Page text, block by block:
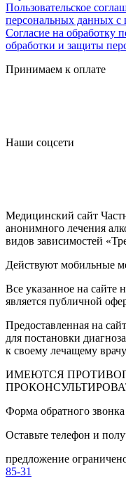
Пользовательское
персональных данных
Согласие на обработку
обработки и защиты
Принимаем к оплате
Наши соцсети
Медицинский сайт
анонимного лечения
видов зависимостей
Действуют мобильные
Все указанное на сайте
является публичной
Предоставленная на
для постановки
к своему лечащему
ИМЕЮТСЯ
Форма обратного звонка
Оставьте телефон и
предложение
85-31